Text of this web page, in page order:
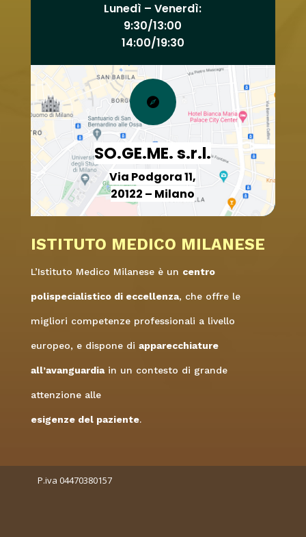
Lunedì – Venerdì:
9:30/13:00
14:00/19:30

SO.GE.ME. s.r.l.
Via Podgora 11,
20122 – Milano
ISTITUTO MEDICO MILANESE
L’Istituto Medico Milanese è un centro
polispecialistico di eccellenza, che offre le
migliori competenze professionali a livello
europeo, e dispone di apparecchiature
all’avanguardiain un contesto di grande
attenzione alle
esigenze del paziente.
P.iva 04470380157